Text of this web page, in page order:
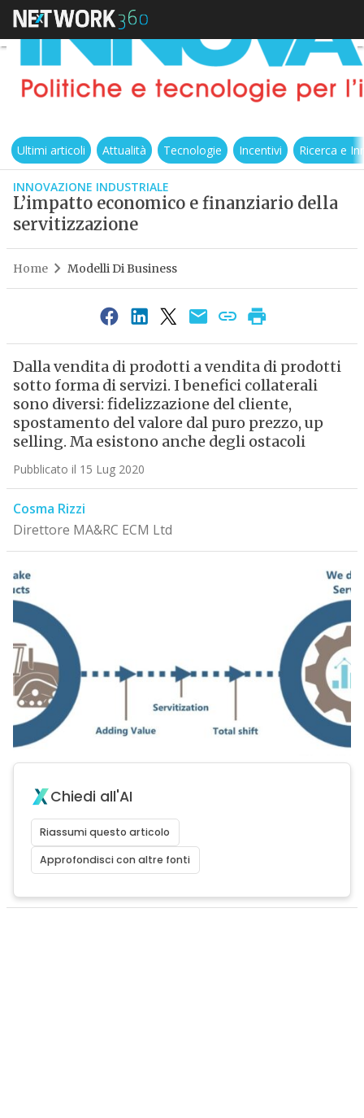
Ultimi articoli Attualità Tecnologie Incentivi Ricerca e
INNOVAZIONE INDUSTRIALE
L’impatto economico e finanziario della
servitizzazione
Home Modelli Di Business
Dalla vendita di prodotti a vendita di prodotti
sotto forma di servizi. I benefici collaterali
sono diversi: fidelizzazione del cliente,
spostamento del valore dal puro prezzo, up
selling. Ma esistono anche degli ostacoli
Pubblicato il 15 Lug 2020
Cosma Rizzi
Direttore MA&RC ECM Ltd
Chiedi all'AI
Riassumi questo articolo
Approfondisci con altre fonti